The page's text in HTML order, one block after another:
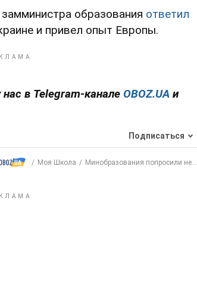
образования ответил
и привел опыт Европы.
в Telegram-канале OBOZ.UA и
Подписаться
Моя Школа Минобразования попросили не...